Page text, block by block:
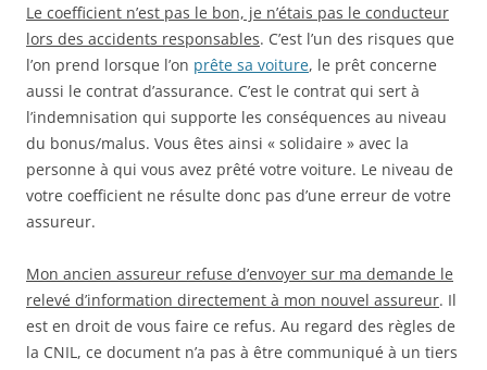
Le coefficient n’est pas le bon, je n’étais pas le conducteur
lors des accidents responsables. C’est l’un des risques que
l’on prend lorsque l’on prête sa voiture, le prêt concerne
aussi le contrat d’assurance. C’est le contrat qui sert à
l’indemnisation qui supporte les conséquences au niveau
du bonus/malus. Vous êtes ainsi « solidaire » avec la
personne à qui vous avez prêté votre voiture. Le niveau de
votre coefficient ne résulte donc pas d’une erreur de votre
assureur.
Mon ancien assureur refuse d’envoyer sur ma demande le
relevé d’information directement à mon nouvel assureur. Il
est en droit de vous faire ce refus. Au regard des règles de
la CNIL, ce document n’a pas à être communiqué à un tiers